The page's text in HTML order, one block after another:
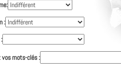
:
vos mots-clés :